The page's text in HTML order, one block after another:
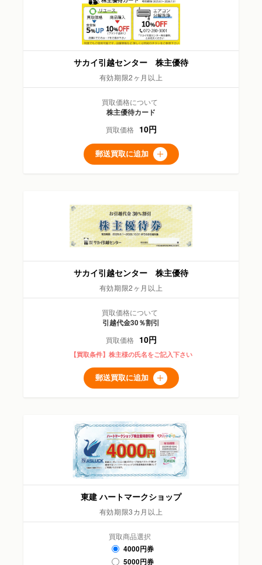
サカイ引越センター 株主優待
有効期限2ヶ月以上
買取価格について
株主優待カード
買取価格
10円
郵送買取に追加
サカイ引越センター 株主優待
有効期限2ヶ月以上
買取価格について
引越代金30％割引
買取価格
10円
【買取条件】株主様の氏名をご記入下さい
郵送買取に追加
東建 ハートマークショップ
有効期限3カ月以上
買取商品選択
4000円券
5000円券